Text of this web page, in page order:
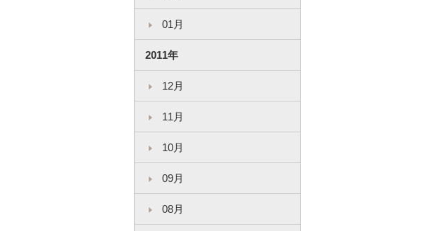
01月
2011年
12月
11月
10月
09月
08月